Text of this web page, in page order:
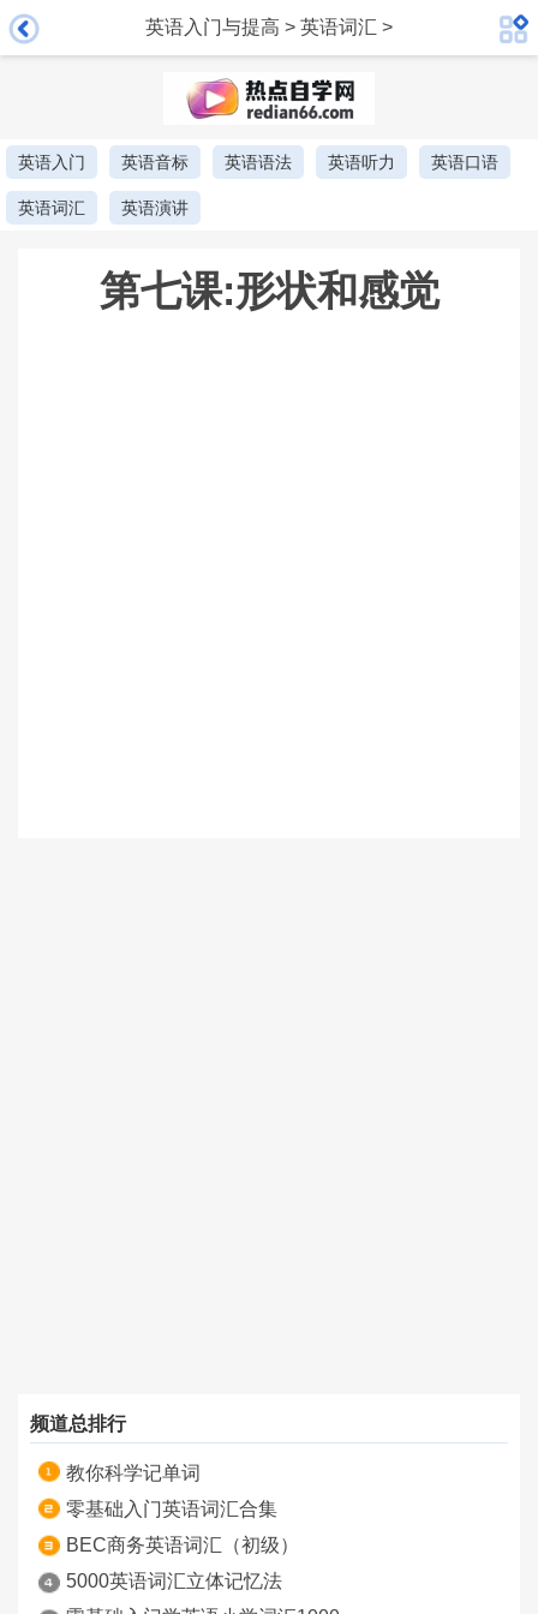
英语入门与提高 > 英语词汇 >
英语入门 英语音标 英语语法 英语听力 英语口语
英语词汇 英语演讲
第七课:形状和感觉
频道总排行
教你科学记单词
零基础入门英语词汇合集
BEC商务英语词汇（初级）
5000英语词汇立体记忆法